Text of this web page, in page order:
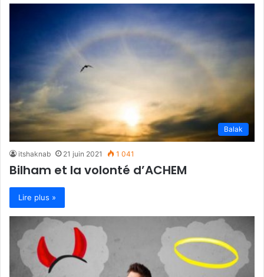
Balak
itshaknab 21 juin 2021 1 041
Bilham et la volonté d’ACHEM
Lire plus »